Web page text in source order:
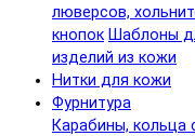
люверсов,
кнопок Шаблоны
изделий из кожи
Нитки для кожи
Фурнитура
Карабины, кольца